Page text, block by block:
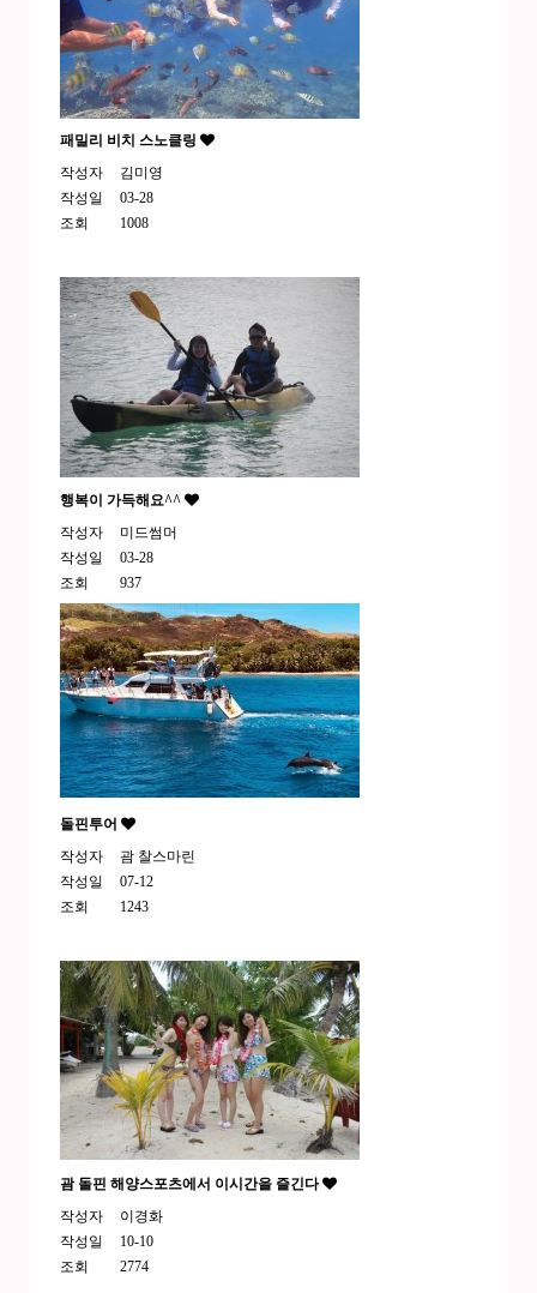
패밀리 비치 스노클링
작성자
김미영
작성일
03-28
조회
1008
행복이 가득해요^^
작성자
미드썸머
작성일
03-28
조회
937
돌핀투어
작성자
괌 찰스마린
작성일
07-12
조회
1243
괌 돌핀 해양스포츠에서 이시간을 즐긴다
작성자
이경화
작성일
10-10
조회
2774